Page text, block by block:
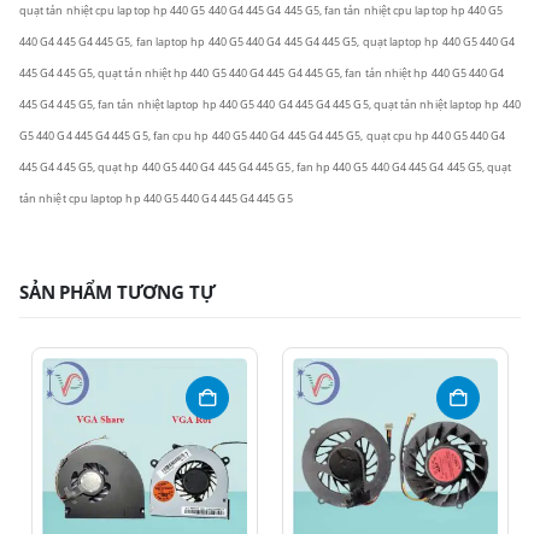
quạt tản nhiệt cpu laptop hp 440 G5 440 G4 445 G4 445 G5, fan tản nhiệt cpu laptop hp 440 G5
440 G4 445 G4 445 G5, fan laptop hp 440 G5 440 G4 445 G4 445 G5, quạt laptop hp 440 G5 440 G4
445 G4 445 G5,quạt tản nhiệt hp 440 G5 440 G4 445 G4 445 G5, fan tản nhiệt hp 440 G5 440 G4
445 G4 445 G5, fan tản nhiệt laptop hp 440 G5 440 G4 445 G4 445 G5, quạt tản nhiệt laptop hp 440
G5 440 G4 445 G4 445 G5, fan cpu hp 440 G5 440 G4 445 G4 445 G5, quạt cpu hp 440 G5 440 G4
445 G4 445 G5, quạt hp 440 G5 440 G4 445 G4 445 G5, fan hp 440 G5 440 G4 445 G4 445 G5, quạt
tản nhiệt cpu laptop hp 440 G5 440 G4 445 G4 445 G5
SẢN PHẨM TƯƠNG TỰ